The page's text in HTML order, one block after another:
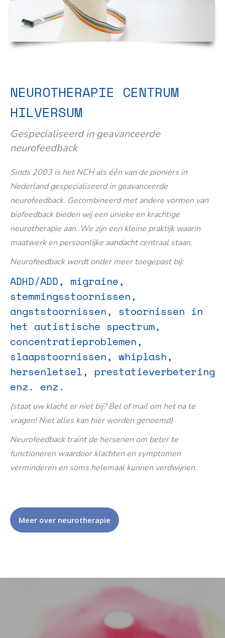
NEUROTHERAPIE CENTRUM
HILVERSUM
Gespecialiseerd in geavanceerde
neurofeedback
Sinds 2003 is het NCH als één van de pioniers in
Nederland gespecialiseerd in geavanceerde
neurofeedback. Gecombineerd met andere vormen van
biofeedback bieden wij een unieke en krachtige
neurotherapie aan. We zijn een kleine praktijk waarin
maatwerk en persoonlijke aandacht centraal staan.
Neurofeedback wordt onder meer toegepast bij:
ADHD/ADD, migraine,
stemmingsstoornissen,
angststoornissen, stoornissen in
het autistische spectrum,
concentratieproblemen,
slaapstoornissen, whiplash,
hersenletsel, prestatieverbetering
enz. enz.
(staat uw klacht er niet bij? Bel of mail om het na te
vragen! Niet alles kan hier worden genoemd)
Neurofeedback traint de hersenen om beter te
functioneren waardoor klachten en symptomen
verminderen en soms helemaal kunnen verdwijnen.
Meer over neurotherapie